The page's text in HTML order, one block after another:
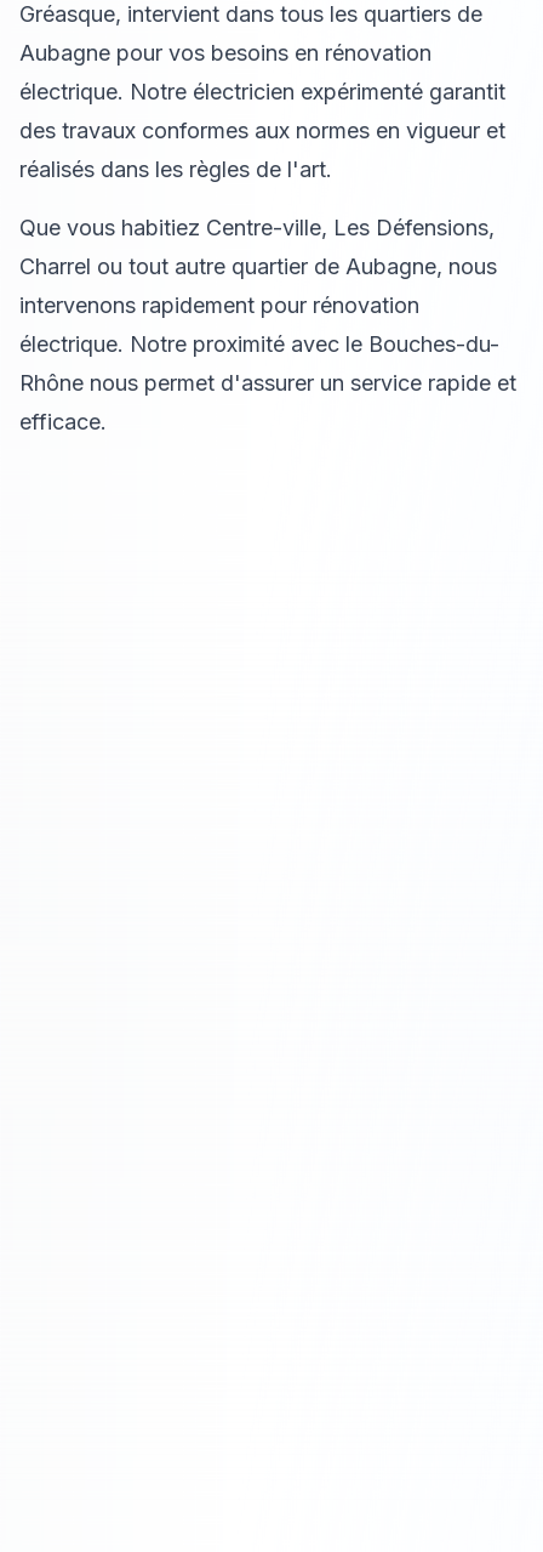
Gréasque, intervient dans tous les quartiers de
Aubagne pour vos besoins en rénovation
électrique. Notre électricien expérimenté garantit
des travaux conformes aux normes en vigueur et
réalisés dans les règles de l'art.
Que vous habitiez Centre-ville, Les Défensions,
Charrel ou tout autre quartier de Aubagne, nous
intervenons rapidement pour rénovation
électrique. Notre proximité avec le Bouches-du-
Rhône nous permet d'assurer un service rapide et
efficace.